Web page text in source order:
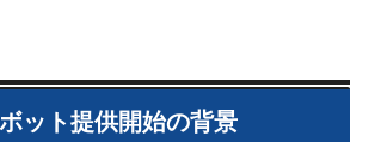
ット提供開始の背景